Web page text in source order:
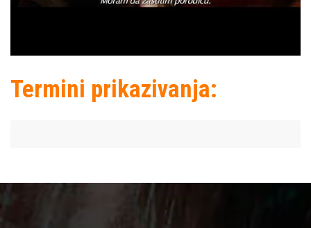
Termini prikazivanja: